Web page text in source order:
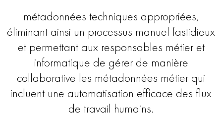
métadonnées techniques appropriées,
éliminant ainsi un processus manuel fastidieux
et permettant aux responsables métier et
informatique de gérer de manière
collaborative les métadonnées métier qui
incluent une automatisation efficace des flux
de travail humains.